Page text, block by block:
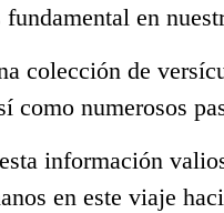
fundamental en
colección de
como numerosos
información
en este viaje